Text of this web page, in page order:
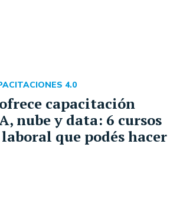
capacitación
nube y data: 6 cursos
que podés hacer
4.0